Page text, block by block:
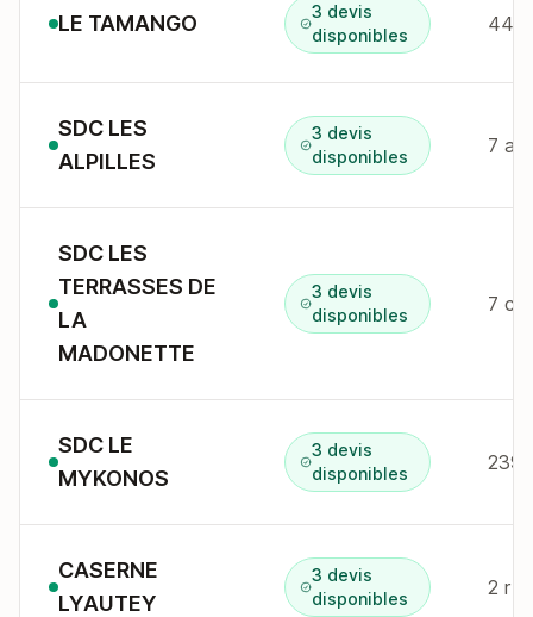
LE TAMANGO
3 devis
disponibles
44
SDC LES
ALPILLES
3 devis
disponibles
7 av
SDC LES
TERRASSES DE
LA
MADONETTE
3 devis
disponibles
SDC LE
MYKONOS
3 devis
disponibles
239
CASERNE
LYAUTEY
3 devis
disponibles
2 r